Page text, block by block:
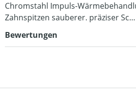
Chromstahl Impuls-
Zahnspitzen sauberer. präziser Sc…
Bewertungen